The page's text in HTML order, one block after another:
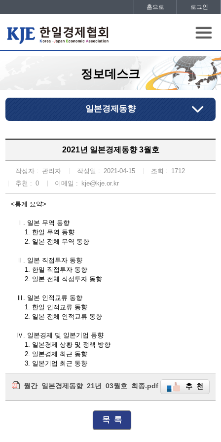
홈으로 로그인
정보데스크
일본경제동향
2021년 일본경제동향 3월호
작성자 : 관리자 작성일 : 2021-04-15 조회 : 1712
추천 : 0 이메일 : kje@kje.or.kr
<통계 요약>
Ⅰ. 일본 무역 동향
1. 한일 무역 동향
2. 일본 전체 무역 동향
Ⅱ. 일본 직접투자 동향
1. 한일 직접투자 동향
2. 일본 전체 직접투자 동향
Ⅲ. 일본 인적교류 동향
1. 한일 인적교류 동향
2. 일본 전체 인적교류 동향
Ⅳ. 일본경제 및 일본기업 동향
1. 일본경제 상황 및 정책 방향
2. 일본경제 최근 동향
3. 일본기업 최근 동향
월간_일본경제동향_21년_03월호_최종.pdf 추 천
목 록